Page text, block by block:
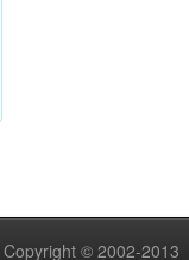
Copyright © 2002-2013